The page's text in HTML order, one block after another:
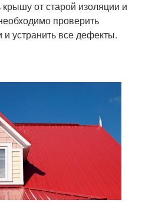
от старой изоляции и
проверить
устранить все дефекты.